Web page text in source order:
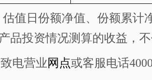
值日份额净值、份额累计
品投资情况测算的收益，
电营业网点或客服电话